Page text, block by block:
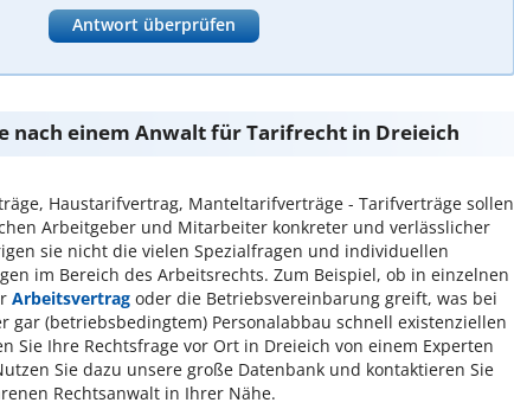
Antwort überprüfen
nach einem Anwalt für Tarifrecht in Dreieich
Haustarifvertrag, Manteltarifverträge - Tarifverträge sollen
Arbeitgeber und Mitarbeiter konkreter und verlässlicher
sie nicht die vielen Spezialfragen und individuellen
im Bereich des Arbeitsrechts. Zum Beispiel, ob in einzelnen
Arbeitsvertrag oder die Betriebsvereinbarung greift, was bei
gar (betriebsbedingtem) Personalabbau schnell existenziellen
Sie Ihre Rechtsfrage vor Ort in Dreieich von einem Experten
Sie dazu unsere große Datenbank und kontaktieren Sie
Rechtsanwalt in Ihrer Nähe.